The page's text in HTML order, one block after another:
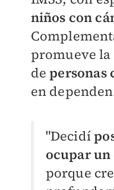
niños con
promueve
depersonas
en
"Decidí
ocupar
porque